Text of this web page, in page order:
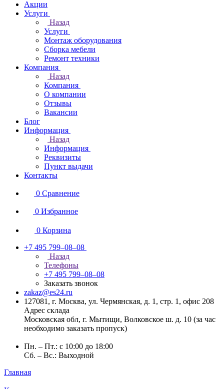
Акции
Услуги
Назад
Услуги
Монтаж оборудования
Сборка мебели
Ремонт техники
Компания
Назад
Компания
О компании
Отзывы
Вакансии
Блог
Информация
Назад
Информация
Реквизиты
Пункт выдачи
Контакты
0 Сравнение
0 Избранное
0 Корзина
+7 495 799–08–08
Назад
Телефоны
+7 495 799–08–08
Заказать звонок
zakaz@es24.ru
127081, г. Москва, ул. Чермянская, д. 1, стр. 1, офис 208
Адрес склада
Московская обл, г. Мытищи, Волковское ш. д. 10 (за час
необходимо заказать пропуск)
Пн. – Пт.: с 10:00 до 18:00
Сб. – Вс.: Выходной
Главная